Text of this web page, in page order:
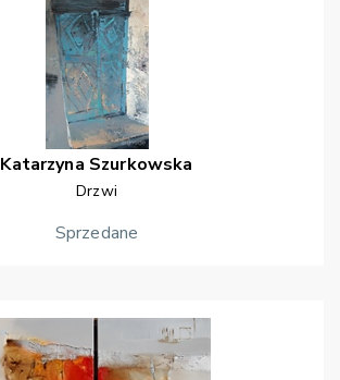
Katarzyna Szurkowska
Drzwi
Sprzedane